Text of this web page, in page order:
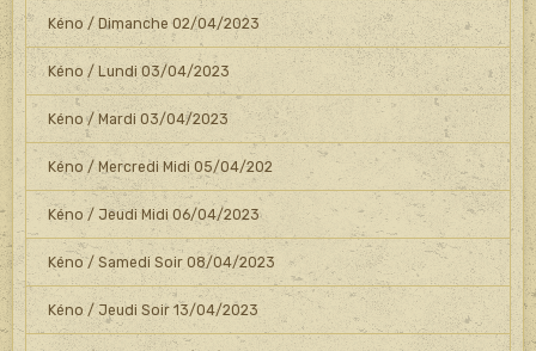
Kéno / Dimanche 02/04/2023
Kéno / Lundi 03/04/2023
Kéno / Mardi 03/04/2023
Kéno / Mercredi Midi 05/04/202
Kéno / Jeudi Midi 06/04/2023
Kéno / Samedi Soir 08/04/2023
Kéno / Jeudi Soir 13/04/2023